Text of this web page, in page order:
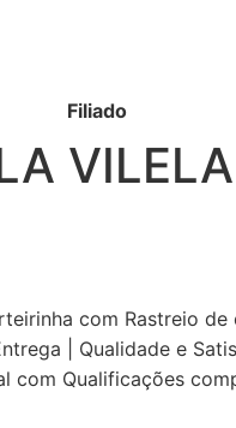
Filiado
com Rastreio de
| Qualidade e
com Qualificações